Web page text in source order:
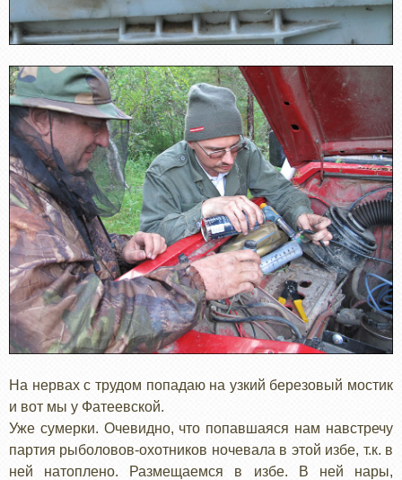
На нервах с трудом попадаю на узкий березовый мостик
и вот мы у Фатеевской.
Уже сумерки. Очевидно, что попавшаяся нам навстречу
партия рыболовов-охотников ночевала в этой избе, т.к. в
ней натоплено. Размещаемся в избе. В ней нары,